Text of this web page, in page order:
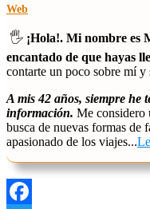
Web
🖐️ ¡Hola!. Mi nombre es
encantado de que hayas
contarte un poco sobre mí
A mis 42 años, siempre he
información. Me considero
busca de nuevas formas de
apasionado de los viajes...